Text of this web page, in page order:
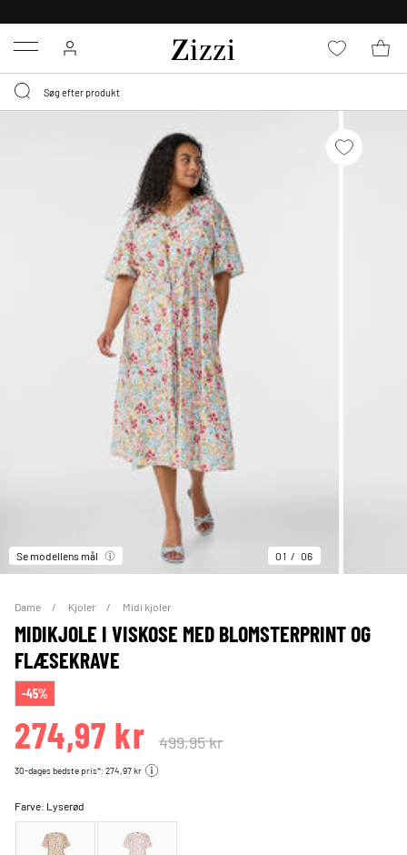
Menu
Se modellens mål 01 06
Dame Kjoler Midi kjoler
MIDIKJOLE I VISKOSE MED BLOMSTERPRINT OG
FLÆSEKRAVE
-45%
274,97 kr 499,95 kr
30-dages bedste pris*: 274,97 kr
Farve: Lyserød